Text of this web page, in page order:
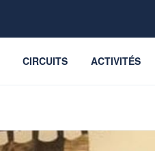
CIRCUITS ACTIVITÉS